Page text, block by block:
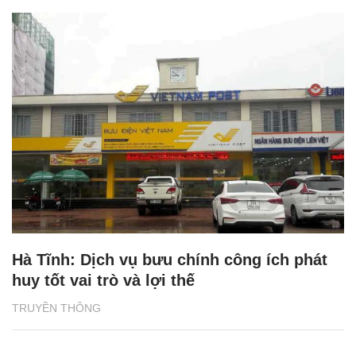
TRUYỀN THÔNG
Hà Tĩnh: Dịch vụ bưu chính công ích phát
huy tốt vai trò và lợi thế